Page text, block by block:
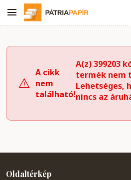
A cikk
nem
található!
A(z) 399203
termék nem
Lehetséges,
nincs az
Oldaltérkép